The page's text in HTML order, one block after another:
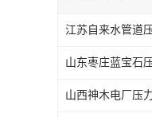
江苏自来水管道
山东枣庄蓝宝石
山西神木电厂压